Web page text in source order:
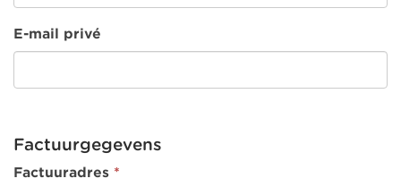
E-mail privé
Factuurgegevens
Factuuradres *